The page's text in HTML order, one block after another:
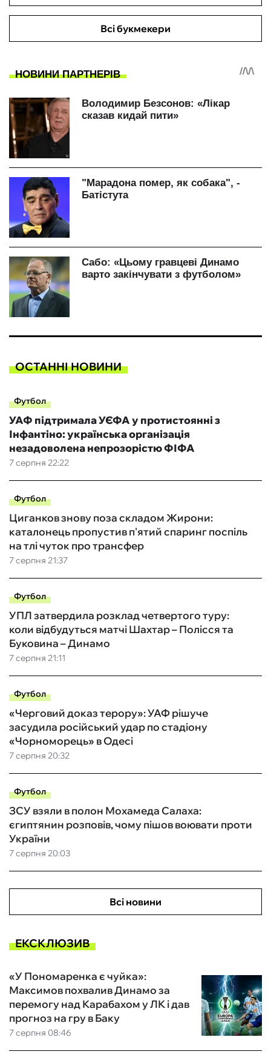
Всі букмекери
ОСТАННІ НОВИНИ
Футбол
7 серпня 22:22
УАФ підтримала УЄФА у протистоянні з
Інфантіно: українська організація
незадоволена непрозорістю ФІФА
Футбол
7 серпня 21:37
Циганков знову поза складом Жирони:
каталонець пропустив п'ятий спаринг поспіль
на тлі чуток про трансфер
Футбол
7 серпня 21:11
УПЛ затвердила розклад четвертого туру:
коли відбудуться матчі Шахтар – Полісся та
Буковина – Динамо
Футбол
7 серпня 20:32
«Черговий доказ терору»: УАФ рішуче
засудила російський удар по стадіону
«Чорноморець» в Одесі
Футбол
7 серпня 20:03
ЗСУ взяли в полон Мохамеда Салаха:
єгиптянин розповів, чому пішов воювати проти
України
Всі новини
ЕКСКЛЮЗИВ
7 серпня 08:46
«У Пономаренка є чуйка»:
Максимов похвалив Динамо за
перемогу над Карабахом у ЛК і дав
прогноз на гру в Баку